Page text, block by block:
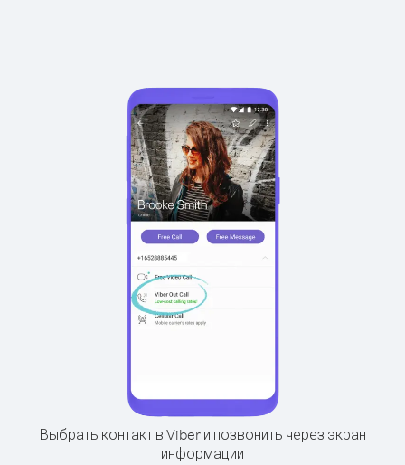
Выбрать контакт в Viber и позвонить через экран
информации